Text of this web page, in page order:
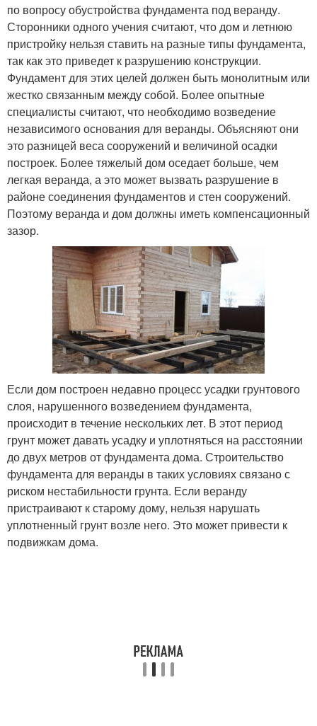
по вопросу обустройства фундамента под веранду.
Сторонники одного учения считают, что дом и летнюю
пристройку нельзя ставить на разные типы фундамента,
так как это приведет к разрушению конструкции.
Фундамент для этих целей должен быть монолитным или
жестко связанным между собой. Более опытные
специалисты считают, что необходимо возведение
независимого основания для веранды. Объясняют они
это разницей веса сооружений и величиной осадки
построек. Более тяжелый дом оседает больше, чем
легкая веранда, а это может вызвать разрушение в
районе соединения фундаментов и стен сооружений.
Поэтому веранда и дом должны иметь компенсационный
зазор.
Если дом построен недавно процесс усадки грунтового
слоя, нарушенного возведением фундамента,
происходит в течение нескольких лет. В этот период
грунт может давать усадку и уплотняться на расстоянии
до двух метров от фундамента дома. Строительство
фундамента для веранды в таких условиях связано с
риском нестабильности грунта. Если веранду
пристраивают к старому дому, нельзя нарушать
уплотненный грунт возле него. Это может привести к
подвижкам дома.